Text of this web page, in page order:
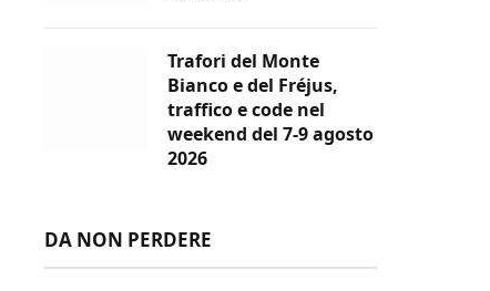
Trafori del Monte
Bianco e del Fréjus,
traffico e code nel
weekend del 7-9 agosto
2026
DA NON PERDERE